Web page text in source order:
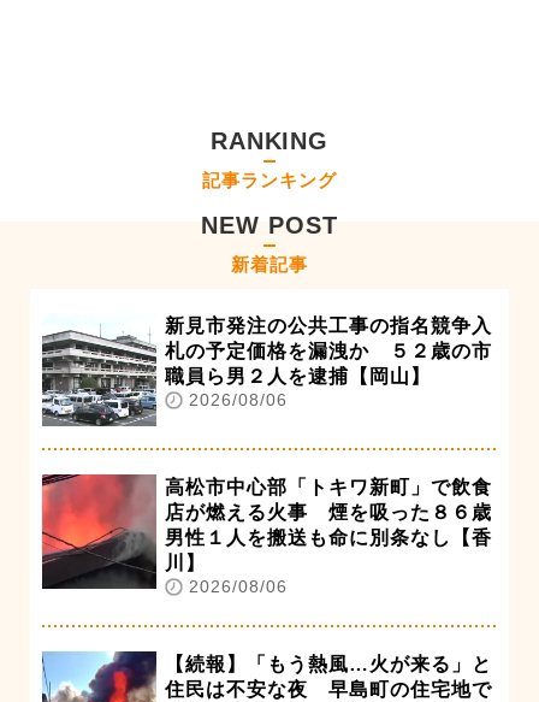
RANKING
記事ランキング
NEW POST
新着記事
新見市発注の公共工事の指名競争入
札の予定価格を漏洩か ５２歳の市
職員ら男２人を逮捕【岡山】
2026/08/06
高松市中心部「トキワ新町」で飲食
店が燃える火事 煙を吸った８６歳
男性１人を搬送も命に別条なし【香
川】
2026/08/06
【続報】「もう熱風…火が来る」と
住民は不安な夜 早島町の住宅地で